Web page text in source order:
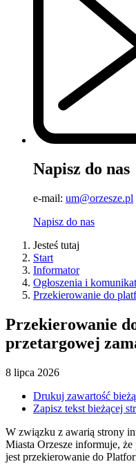
Napisz do nas
e-mail: um@orzesze.pl
Napisz do nas
Jesteś tutaj
Start
Informator
Ogłoszenia i
Przekierowanie do
Przekierowanie
przetargowej
8 lipca 2026
Drukuj zawartość
Zapisz tekst bieżącej
W związku z awarią strony
Miasta Orzesze informuje, że
jest przekierowanie do